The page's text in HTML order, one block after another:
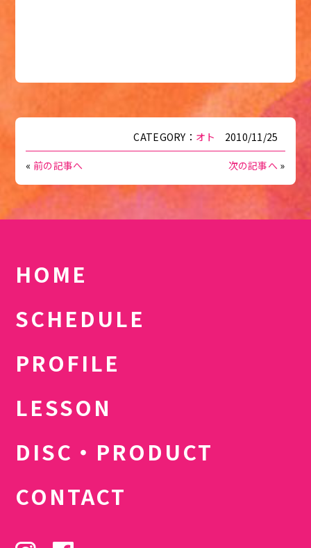
CATEGORY： オト 2010/11/25
« 前の記事へ 次の記事へ »
HOME
SCHEDULE
PROFILE
LESSON
DISC・PRODUCT
CONTACT